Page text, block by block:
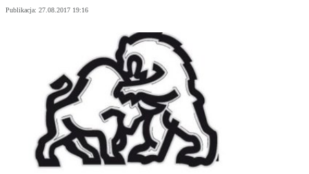
Publikacja: 27.08.2017 19:16